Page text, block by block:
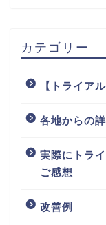
カテゴリー
【トライア
各地からの
実際にトラ
ご感想
改善例